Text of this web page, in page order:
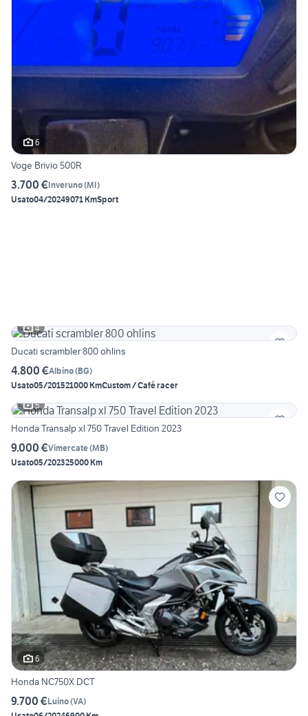
6
Voge Brivio 500R
3.700 €Inveruno(MI)
Usato04/20249071 KmSport
4
Ducati scrambler 800 ohlins
4.800 €Albino(BG)
Usato05/201521000 KmCustom / Café racer
5
Honda Transalp xl 750 Travel Edition 2023
9.000 €Vimercate(MB)
Usato05/202325000 Km
6
Honda NC750X DCT
9.700 €Luino(VA)